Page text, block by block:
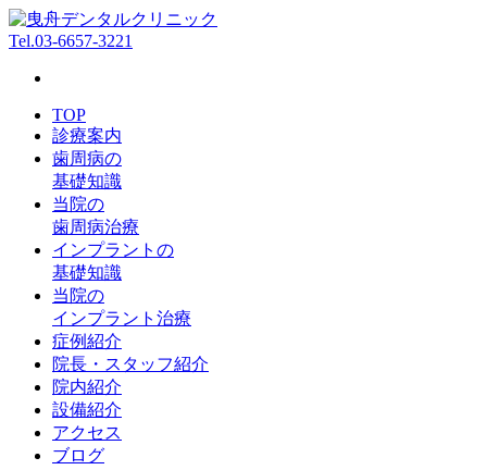
Tel.03-6657-3221
TOP
診療案内
歯周病の
基礎知識
当院の
歯周病治療
インプラントの
基礎知識
当院の
インプラント治療
症例紹介
院長・スタッフ紹介
院内紹介
設備紹介
アクセス
ブログ